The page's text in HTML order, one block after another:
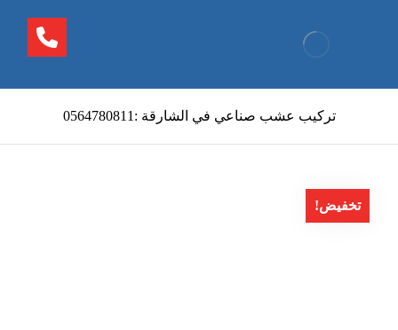
تركيب عشب صناعي في الشارقة :0564780811
تخفيض!